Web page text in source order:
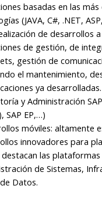
basadas en las más
(JAVA, C#, .NET,
de desarrollos
de gestión, de
gestión de
el mantenimiento,
ya desarrolladas.
y Administración
SAP EP,…)
móviles: altamente
innovadores para
las plataformas
de Sistemas,
Datos.